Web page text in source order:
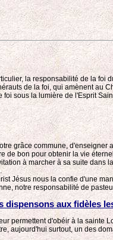
la responsabilité de la
de la foi, qui amènent au
sous la lumière de l'Esprit
grâce commune,
de bon pour obtenir la vie
à marcher à sa suite dans
Jésus nous la confie d'une
notre responsabilité de
dispensons aux fidèles
permettent d'obéir à la sainte
aujourd'hui surtout, un des